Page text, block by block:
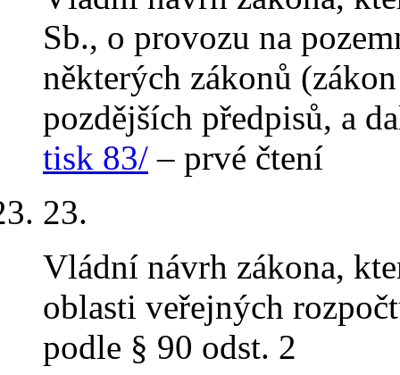
Sb., o provozu na
některých zákonů
pozdějších předpisů, a
tisk 83/ – prvé čtení
23.
Vládní návrh zákona,
oblasti veřejných
podle § 90 odst. 2